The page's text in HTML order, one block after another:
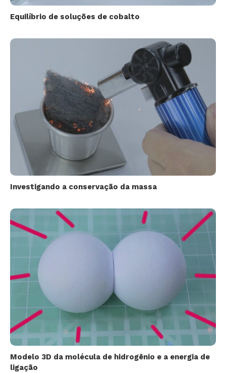
Equilíbrio de soluções de cobalto
Investigando a conservação da massa
Modelo 3D da molécula de hidrogênio e a energia de
ligação